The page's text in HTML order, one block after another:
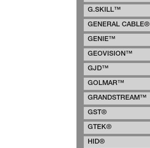
G.SKILL™
GENERAL CABLE®
GENIE™
GEOVISION™
GJD™
GOLMAR™
GRANDSTREAM™
GST®
GTEK®
HID®